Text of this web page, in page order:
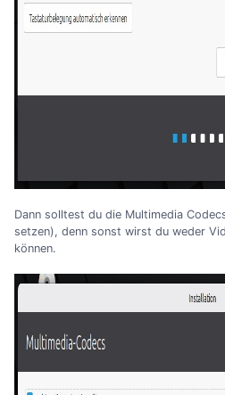
Dann solltest du die Multimedia
setzen), denn sonst wirst du weder
können.